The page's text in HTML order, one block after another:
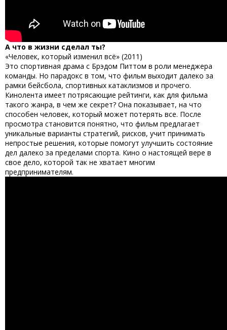
А что в жизни сделал ты?
«Человек, который изменил всё» (2011)
Это спортивная драма с Брэдом Питтом в роли менеджера
команды. Но парадокс в том, что фильм выходит далеко за
рамки бейсбола, спортивных катаклизмов и прочего.
Кинолента имеет потрясающие рейтинги, как для фильма
такого жанра, в чем же секрет? Она показывает, на что
способен человек, который может потерять все. После
просмотра становится понятно, что фильм предлагает
уникальные варианты стратегий, рисков, учит принимать
непростые решения, которые помогут улучшить состояние
дел далеко за пределами спорта. Кино о настоящей вере в
свое дело, которой так не хватает многим
предпринимателям.